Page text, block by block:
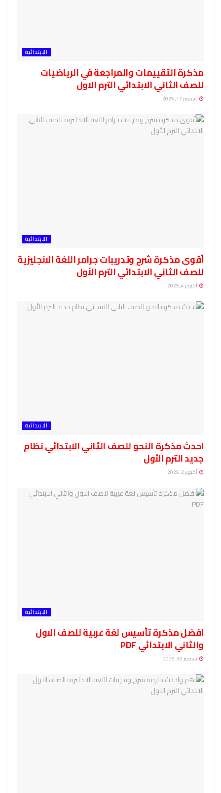
الابتدائية
مذكرة التقييمات والمراجعة في الرياضيات
للصف الثاني الابتدائي الترم الاول
ديسمبر 17, 2025
الابتدائية
أقوى مذكرة شرح وتدريبات جرامر اللغة الانجليزية
للصف الثاني الابتدائي الترم الأول
أكتوبر 4, 2025
الابتدائية
احدث مذكرة النحو للصف الثاني الابتدائي نظام
جديد الترم الأول
أكتوبر 2, 2025
الابتدائية
افضل مذكرة تأسيس لغة عربية للصف الاول
والثاني الابتدائي PDF
سبتمبر 30, 2025